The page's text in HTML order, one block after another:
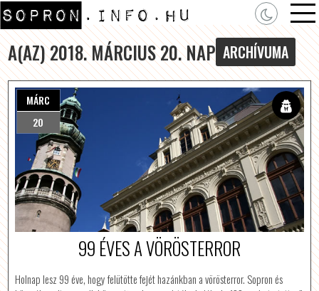
A(AZ) 2018. MÁRCIUS 20. NAP ARCHÍVUMA
MÁRC
20
99 ÉVES A VÖRÖSTERROR
Holnap lesz 99 éve, hogy felütötte fejét hazánkban a vörösterror. Sopron és